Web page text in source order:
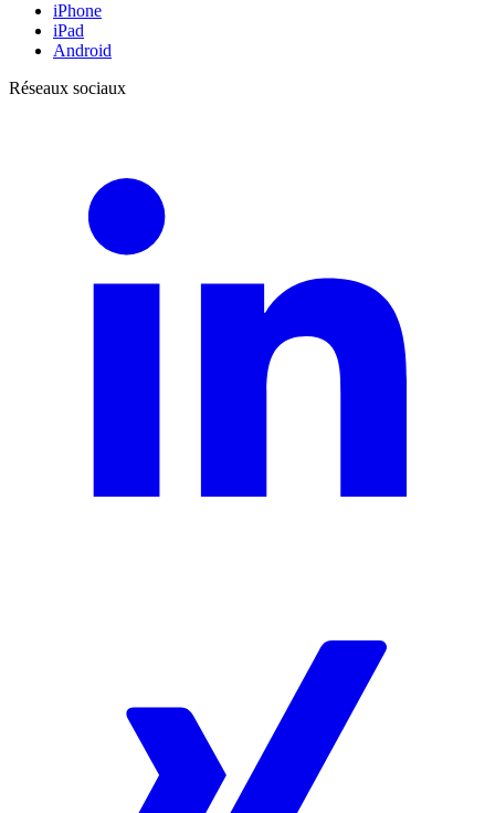
iPhone
iPad
Android
Réseaux sociaux